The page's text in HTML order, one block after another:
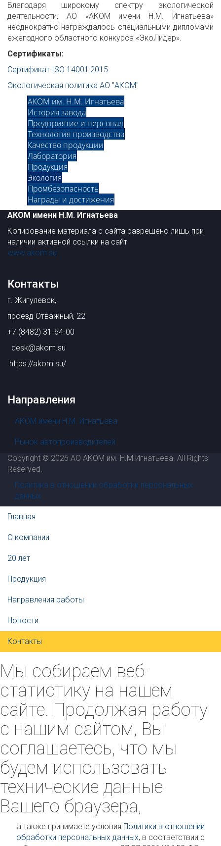
Благодаря широкому спектру экологической
деятельности, АО «АКОМ имени Н.М. Игнатьева»
неоднократно награждалось специальными дипломами
ежегодного областного конкурса «ЭкоЛидер».
Сертификаты:
Сертификат ISO 14001:2015
Экологическая политика АО "АКОМ"
АКОМ им. Н.М. Игнатьева
История завода
Предприятие и персонал
Технология производства
Качество продукции
Лаборатория
Продукция
Экология
Промбезопасность
Награды и достижения
АКОМ имени Н.М. Игнатьева
Копирование материала с сайта разрешено лишь при
наличии активной ссылки на сайт
www.akom.su
Контакты
г. Жигулевск,
проезд Отважный, 22
+7 (8482) 31-64-00
desk@akom.su
https://akom.su/
Направления
АКОМ имени Н.М. Игнатьева
Рынок автопроизводителей
Copyright © 2026 АО АКОМ им. Н.М.Игнатьева. All Rights
Reserved.
Политика в отношении обработки персональных
данных
Главная
О компании
20 лет
Продукция
Направления работы
Новости
Контакты
Мы собираем веб-
статистику на нашем
сайте. Продолжая работу
с нашим сайтом, Вы
соглашаетесь, что мы
будем использовать
технические данные
Вашего браузера,
а также принимаете условия Политики в отношении
обработки персональных данных, в соответствии с